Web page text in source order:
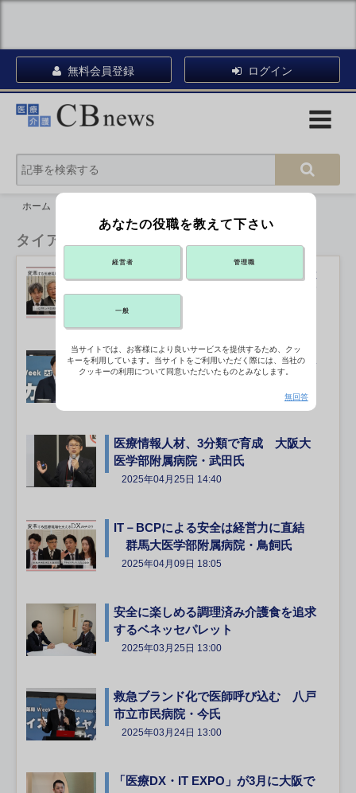
無料会員登録 ログイン
ホーム
タイアップ
バックアップやVPN機器の安全確保は
IT－BCPで つるぎ町立半田病院・須
藤氏
「人」「データ」の一元化で入院日数
を短縮 恵寿総合病院・神野氏
医療情報人材、3分類で育成 大阪大
医学部附属病院・武田氏
2025年04月25日 14:40
IT－BCPによる安全は経営力に直結
群馬大医学部附属病院・鳥飼氏
2025年04月09日 18:05
安全に楽しめる調理済み介護食を追求
するベネッセパレット
2025年03月25日 13:00
救急ブランド化で医師呼び込む 八戸
市立市民病院・今氏
2025年03月24日 13:00
「医療DX・IT EXPO」が3月に大阪で
あなたの役職を教えて下さい
経営者 管理職
一般
当サイトでは、お客様により良いサービスを提供するため、クッ
キーを利用しています。当サイトをご利用いただく際には、当社の
クッキーの利用について同意いただいたものとみなします。
無回答